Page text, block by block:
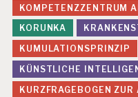
G
E
M
E
N
T
KOMPETENZZENTRUM
KORUNKA
KUMULATIONSPRINZIP
KÜNSTLICHE
KURZFRAGEBOGEN